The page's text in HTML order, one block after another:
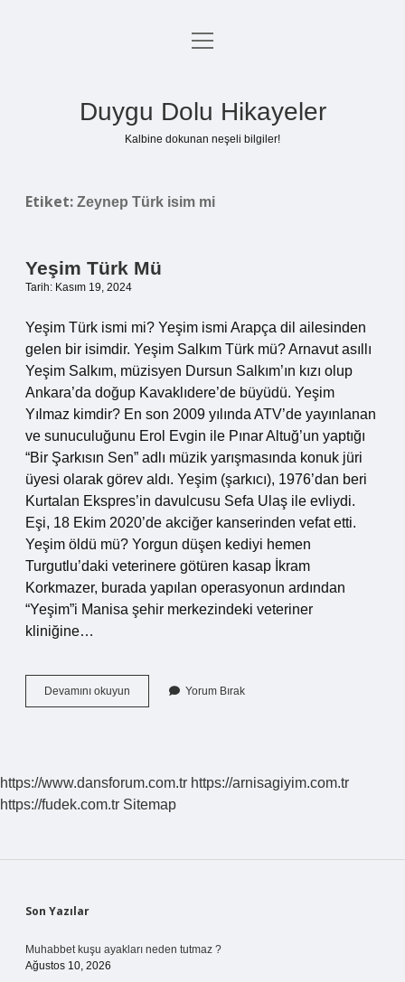
Anasayfa
menüyü
Duygu Dolu Hikayeler
Kalbine dokunan neşeli bilgiler!
Etiket: Zeynep Türk isim mi
Yeşim Türk Mü
Tarih: Kasım 19, 2024
Yeşim Türk ismi mi? Yeşim ismi Arapça dil ailesinden
gelen bir isimdir. Yeşim Salkım Türk mü? Arnavut asıllı
Yeşim Salkım, müzisyen Dursun Salkım’ın kızı olup
Ankara’da doğup Kavaklıdere’de büyüdü. Yeşim
Yılmaz kimdir? En son 2009 yılında ATV’de yayınlanan
ve sunuculuğunu Erol Evgin ile Pınar Altuğ’un yaptığı
“Bir Şarkısın Sen” adlı müzik yarışmasında konuk jüri
üyesi olarak görev aldı. Yeşim (şarkıcı), 1976’dan beri
Kurtalan Ekspres’in davulcusu Sefa Ulaş ile evliydi.
Eşi, 18 Ekim 2020’de akciğer kanserinden vefat etti.
Yeşim öldü mü? Yorgun düşen kediyi hemen
Turgutlu’daki veterinere götüren kasap İkram
Korkmazer, burada yapılan operasyonun ardından
“Yeşim”i Manisa şehir merkezindeki veteriner
kliniğine…
Devamını okuyun
Türk
Yorum Bırak
https://www.dansforum.com.tr https://arnisagiyim.com.tr
https://fudek.com.tr Sitemap
Sidebar
Son Yazılar
Muhabbet kuşu ayakları neden tutmaz ?
Ağustos 10, 2026